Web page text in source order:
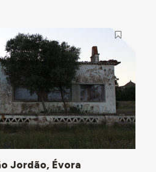
Jordão, Évora